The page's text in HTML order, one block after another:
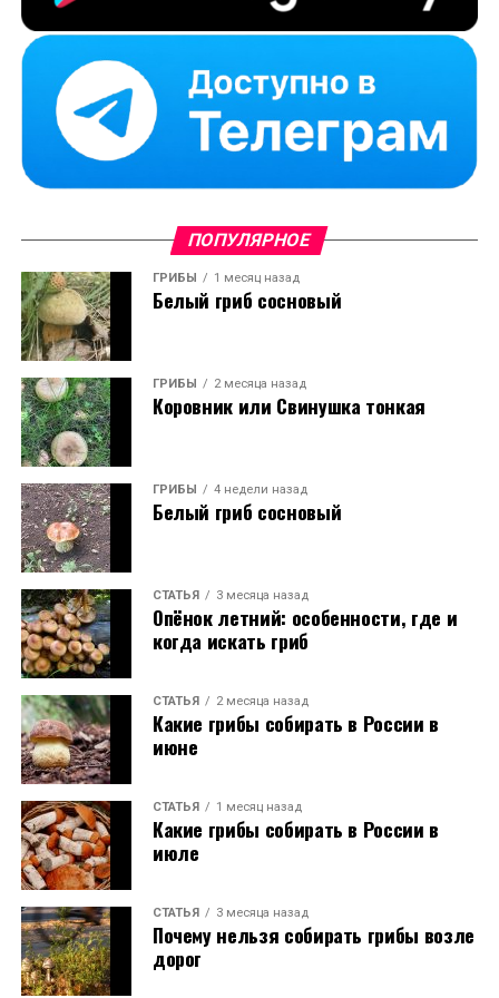
ПОПУЛЯРНОЕ
ГРИБЫ 1 месяц назад
Белый гриб сосновый
ГРИБЫ 2 месяца назад
Коровник или Свинушка тонкая
ГРИБЫ 4 недели назад
Белый гриб сосновый
СТАТЬЯ 3 месяца назад
Опёнок летний: особенности, где и
когда искать гриб
СТАТЬЯ 2 месяца назад
Какие грибы собирать в России в
июне
СТАТЬЯ 1 месяц назад
Какие грибы собирать в России в
июле
СТАТЬЯ 3 месяца назад
Почему нельзя собирать грибы возле
дорог